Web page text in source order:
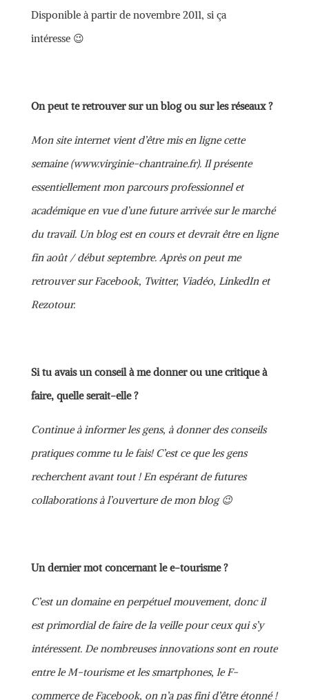
Disponible à partir de novembre 2011, si ça
intéresse 😉
On peut te retrouver sur un blog ou sur les réseaux ?
Mon site internet vient d’être mis en ligne cette
semaine (www.virginie-chantraine.fr). Il présente
essentiellement mon parcours professionnel et
académique en vue d’une future arrivée sur le marché
du travail. Un blog est en cours et devrait être en ligne
fin août / début septembre. Après on peut me
retrouver sur Facebook, Twitter, Viadéo, LinkedIn et
Rezotour.
Si tu avais un conseil à me donner ou une critique à
faire, quelle serait-elle ?
Continue à informer les gens, à donner des conseils
pratiques comme tu le fais! C’est ce que les gens
recherchent avant tout ! En espérant de futures
collaborations à l’ouverture de mon blog 😉
Un dernier mot concernant le e-tourisme ?
C’est un domaine en perpétuel mouvement, donc il
est primordial de faire de la veille pour ceux qui s’y
intéressent. De nombreuses innovations sont en route
entre le M-tourisme et les smartphones, le F-
commerce de Facebook, on n’a pas fini d’être étonné !